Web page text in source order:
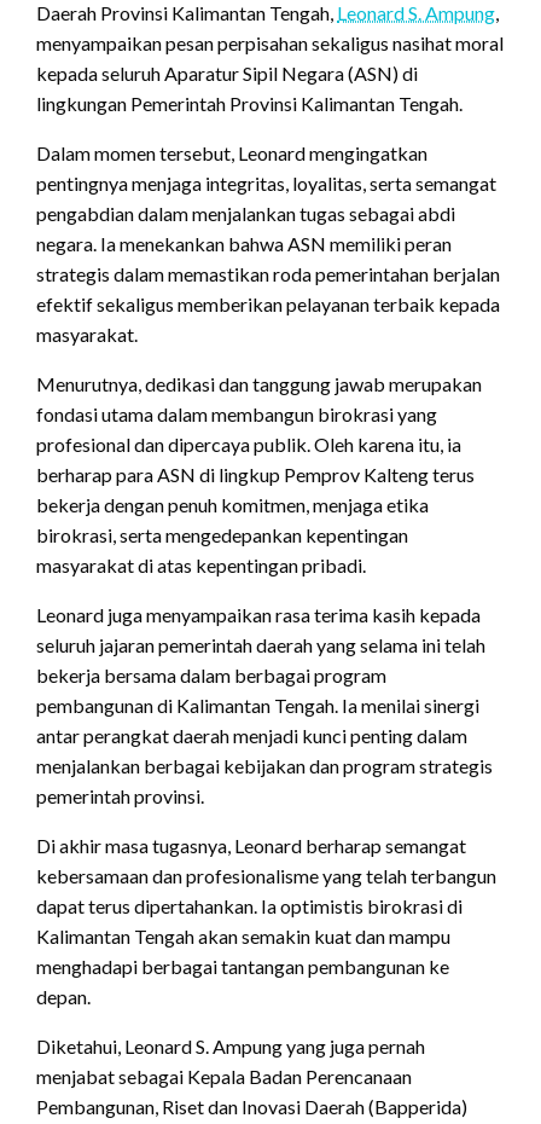
Daerah Provinsi Kalimantan Tengah, Leonard S. Ampung,
menyampaikan pesan perpisahan sekaligus nasihat moral
kepada seluruh Aparatur Sipil Negara (ASN) di
lingkungan Pemerintah Provinsi Kalimantan Tengah.
Dalam momen tersebut, Leonard mengingatkan
pentingnya menjaga integritas, loyalitas, serta semangat
pengabdian dalam menjalankan tugas sebagai abdi
negara. Ia menekankan bahwa ASN memiliki peran
strategis dalam memastikan roda pemerintahan berjalan
efektif sekaligus memberikan pelayanan terbaik kepada
masyarakat.
Menurutnya, dedikasi dan tanggung jawab merupakan
fondasi utama dalam membangun birokrasi yang
profesional dan dipercaya publik. Oleh karena itu, ia
berharap para ASN di lingkup Pemprov Kalteng terus
bekerja dengan penuh komitmen, menjaga etika
birokrasi, serta mengedepankan kepentingan
masyarakat di atas kepentingan pribadi.
Leonard juga menyampaikan rasa terima kasih kepada
seluruh jajaran pemerintah daerah yang selama ini telah
bekerja bersama dalam berbagai program
pembangunan di Kalimantan Tengah. Ia menilai sinergi
antar perangkat daerah menjadi kunci penting dalam
menjalankan berbagai kebijakan dan program strategis
pemerintah provinsi.
Di akhir masa tugasnya, Leonard berharap semangat
kebersamaan dan profesionalisme yang telah terbangun
dapat terus dipertahankan. Ia optimistis birokrasi di
Kalimantan Tengah akan semakin kuat dan mampu
menghadapi berbagai tantangan pembangunan ke
depan.
Diketahui, Leonard S. Ampung yang juga pernah
menjabat sebagai Kepala Badan Perencanaan
Pembangunan, Riset dan Inovasi Daerah (Bapperida)